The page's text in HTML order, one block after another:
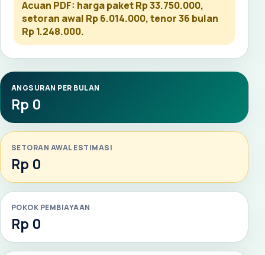
Acuan PDF: harga paket Rp 33.750.000,
setoran awal Rp 6.014.000, tenor 36 bulan
Rp 1.248.000.
ANGSURAN PER BULAN
Rp 0
SETORAN AWAL ESTIMASI
Rp 0
POKOK PEMBIAYAAN
Rp 0